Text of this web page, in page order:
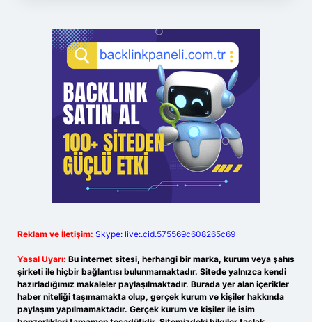
Reklam ve İletişim: Skype: live:.cid.575569c608265c69
Yasal Uyarı: Bu internet sitesi, herhangi bir marka, kurum veya şahıs
şirketi ile hiçbir bağlantısı bulunmamaktadır. Sitede yalnızca kendi
hazırladığımız makaleler paylaşılmaktadır. Burada yer alan içerikler
haber niteliği taşımamakta olup, gerçek kurum ve kişiler hakkında
paylaşım yapılmamaktadır. Gerçek kurum ve kişiler ile isim